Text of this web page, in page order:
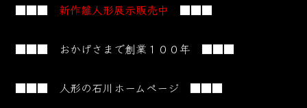
■■■ 新作雛人形展示販売中 ■■■
■■■ おかげさまで創業１００年 ■■■
■■■ 人形の石川ホームページ ■■■